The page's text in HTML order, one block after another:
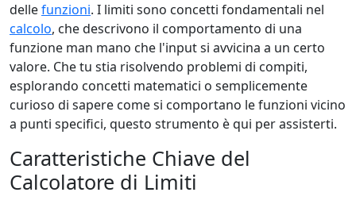
dellefunzioni. I limiti sono concetti fondamentali nel
calcolo, che descrivono il comportamento di una
funzione man mano che l'input si avvicina a un certo
valore. Che tu stia risolvendo problemi di compiti,
esplorando concetti matematici o semplicemente
curioso di sapere come si comportano le funzioni vicino
a punti specifici, questo strumento è qui per assisterti.
Caratteristiche Chiave del
Calcolatore di Limiti